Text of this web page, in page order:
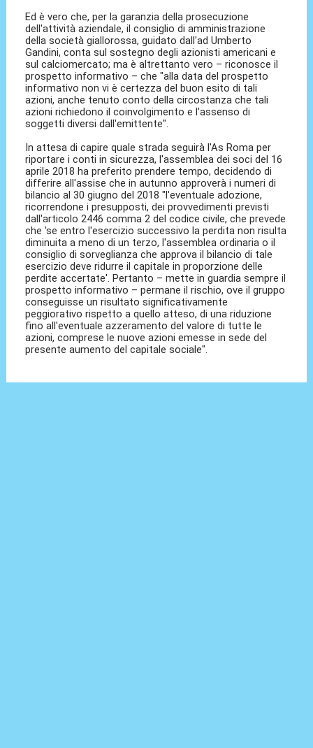
Ed è vero che, per la garanzia della prosecuzione
dell'attività aziendale, il consiglio di amministrazione
della società giallorossa, guidato dall'ad Umberto
Gandini, conta sul sostegno degli azionisti americani e
sul calciomercato; ma è altrettanto vero – riconosce il
prospetto informativo – che "alla data del prospetto
informativo non vi è certezza del buon esito di tali
azioni, anche tenuto conto della circostanza che tali
azioni richiedono il coinvolgimento e l'assenso di
soggetti diversi dall'emittente".
In attesa di capire quale strada seguirà l'As Roma per
riportare i conti in sicurezza, l'assemblea dei soci del 16
aprile 2018 ha preferito prendere tempo, decidendo di
differire all'assise che in autunno approverà i numeri di
bilancio al 30 giugno del 2018 "l'eventuale adozione,
ricorrendone i presupposti, dei provvedimenti previsti
dall'articolo 2446 comma 2 del codice civile, che prevede
che 'se entro l'esercizio successivo la perdita non risulta
diminuita a meno di un terzo, l'assemblea ordinaria o il
consiglio di sorveglianza che approva il bilancio di tale
esercizio deve ridurre il capitale in proporzione delle
perdite accertate'. Pertanto – mette in guardia sempre il
prospetto informativo – permane il rischio, ove il gruppo
conseguisse un risultato significativamente
peggiorativo rispetto a quello atteso, di una riduzione
fino all'eventuale azzeramento del valore di tutte le
azioni, comprese le nuove azioni emesse in sede del
presente aumento del capitale sociale".